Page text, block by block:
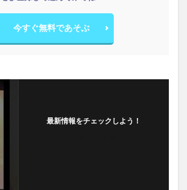
今すぐ無料であそぶ
最新情報をチェックしよう！